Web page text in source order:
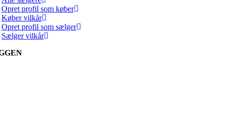
Opret profil som køber
Køber vilkår
Opret profil som sælger
Sælger vilkår